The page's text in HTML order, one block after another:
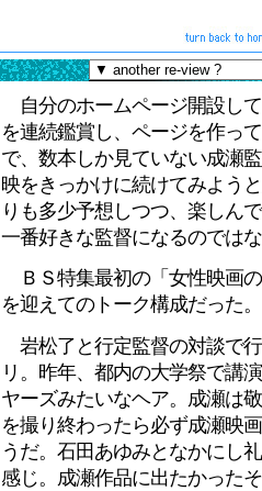
自分のホームページ開設し
を連続鑑賞し、ページを作っ
で、数本しか見ていない成瀬
映をきっかけに続けてみよう
りも多少予想しつつ、楽しん
一番好きな監督になるのでは
ＢＳ特集最初の「女性映画
を迎えてのトーク構成だった
岩松了と行定監督の対談で
リ。昨年、都内の大学祭で講
ヤーズみたいなヘア。成瀬は
を撮り終わったら必ず成瀬映
うだ。石田あゆみとなかにし
感じ。成瀬作品に出たかった